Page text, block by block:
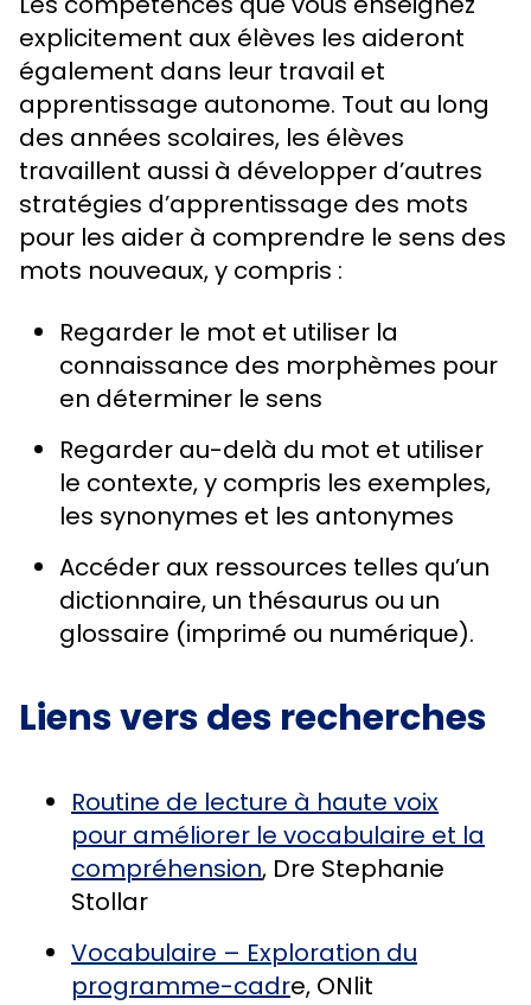
explicitement aux élèves les aideront
également dans leur travail et
apprentissage autonome. Tout au long
des années scolaires, les élèves
travaillent aussi à développer d’autres
stratégies d’apprentissage des mots
pour les aider à comprendre le sens des
mots nouveaux, y compris :
Regarder le mot et utiliser la
connaissance des morphèmes pour
en déterminer le sens
Regarder au-delà du mot et utiliser
le contexte, y compris les exemples,
les synonymes et les antonymes
Accéder aux ressources telles qu’un
dictionnaire, un thésaurus ou un
glossaire (imprimé ou numérique).
Liens vers des recherches
Routine de lecture à haute voix
pour améliorer le vocabulaire et la
compréhension, Dre Stephanie
Stollar
Vocabulaire – Exploration du
programme-cadre, ONlit